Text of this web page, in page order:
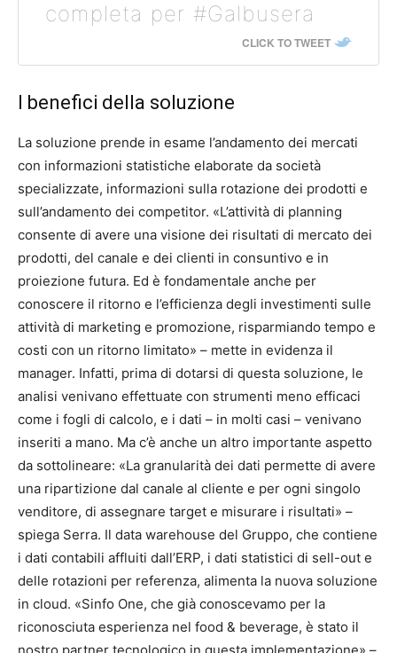
completa per #Galbusera
CLICK TO TWEET
I benefici della soluzione
La soluzione prende in esame l’andamento dei mercati
con informazioni statistiche elaborate da società
specializzate, informazioni sulla rotazione dei prodotti e
sull’andamento dei competitor. «L’attività di planning
consente di avere una visione dei risultati di mercato dei
prodotti, del canale e dei clienti in consuntivo e in
proiezione futura. Ed è fondamentale anche per
conoscere il ritorno e l’efficienza degli investimenti sulle
attività di marketing e promozione, risparmiando tempo e
costi con un ritorno limitato» – mette in evidenza il
manager. Infatti, prima di dotarsi di questa soluzione, le
analisi venivano effettuate con strumenti meno efficaci
come i fogli di calcolo, e i dati – in molti casi – venivano
inseriti a mano. Ma c’è anche un altro importante aspetto
da sottolineare: «La granularità dei dati permette di avere
una ripartizione dal canale al cliente e per ogni singolo
venditore, di assegnare target e misurare i risultati» –
spiega Serra. Il data warehouse del Gruppo, che contiene
i dati contabili affluiti dall’ERP, i dati statistici di sell-out e
delle rotazioni per referenza, alimenta la nuova soluzione
in cloud. «Sinfo One, che già conoscevamo per la
riconosciuta esperienza nel food & beverage, è stato il